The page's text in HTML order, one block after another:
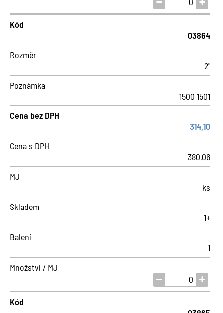
Kód
03864
Rozměr
2"
Poznámka
1500 1501
Cena bez DPH
314,10
Cena s DPH
380,06
MJ
ks
Skladem
1+
Balení
1
Množství / MJ
Kód